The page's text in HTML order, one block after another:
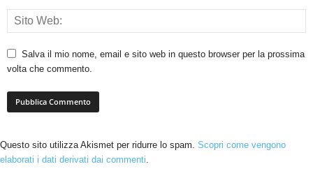
Salva il mio nome, email e sito web in questo browser per la prossima
volta che commento.
Questo sito utilizza Akismet per ridurre lo spam. Scopri come vengono
elaborati i dati derivati dai commenti.